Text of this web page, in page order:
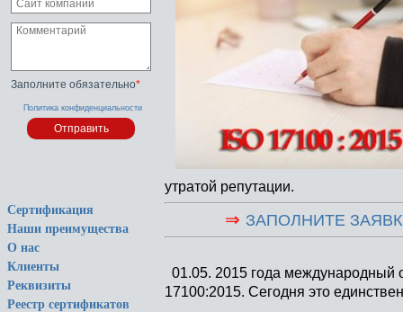
Заполните обязательно*
Политика конфиденциальности
Сертификация
Наши преимущества
О нас
Клиенты
Реквизиты
Реестр сертификатов
утратой репутации.
⇒ ЗАПОЛНИТЕ
01.05. 2015 года международный
17100:2015. Сегодня это